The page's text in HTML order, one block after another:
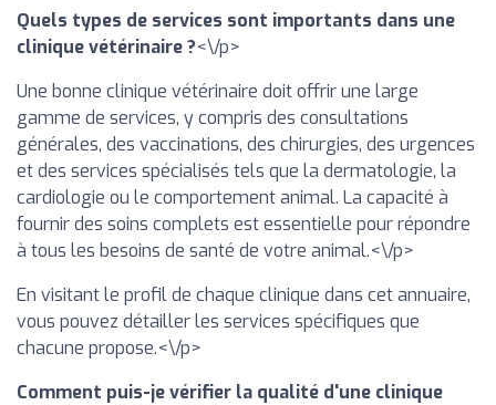
Quels types de services sont importants dans une
clinique vétérinaire ?<\/p>
Une bonne clinique vétérinaire doit offrir une large
gamme de services, y compris des consultations
générales, des vaccinations, des chirurgies, des urgences
et des services spécialisés tels que la dermatologie, la
cardiologie ou le comportement animal. La capacité à
fournir des soins complets est essentielle pour répondre
à tous les besoins de santé de votre animal.<\/p>
En visitant le profil de chaque clinique dans cet annuaire,
vous pouvez détailler les services spécifiques que
chacune propose.<\/p>
Comment puis-je vérifier la qualité d'une clinique